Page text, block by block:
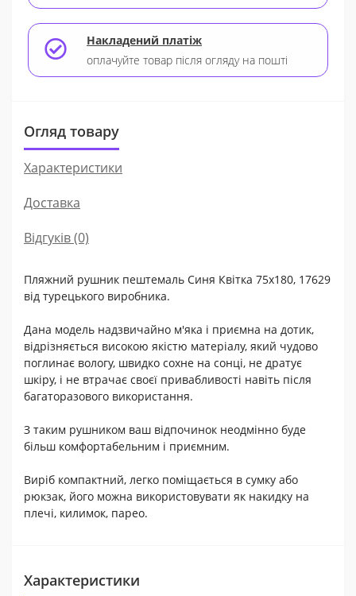
Накладений платіж
оплачуйте товар після огляду на пошті
Огляд товару
Характеристики
Доставка
Відгуків (0)
Пляжний рушник пештемаль Синя Квітка 75х180, 17629
від турецького виробника.
Дана модель надзвичайно м'яка і приємна на дотик,
відрізняється високою якістю матеріалу, який чудово
поглинає вологу, швидко сохне на сонці, не дратує
шкіру, і не втрачає своєї привабливості навіть після
багаторазового використання.
З таким рушником ваш відпочинок неодмінно буде
більш комфортабельним і приємним.
Виріб компактний, легко поміщається в сумку або
рюкзак, його можна використовувати як накидку на
плечі, килимок, парео.
Характеристики